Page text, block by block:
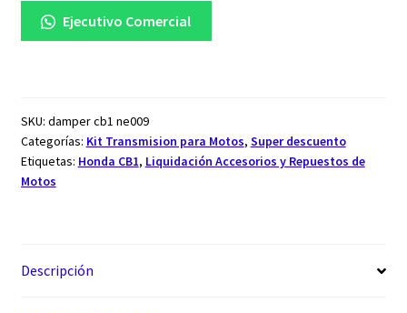
Ejecutivo Comercial
SKU: damper cb1 ne009
Categorías: Kit Transmision para Motos, Super descuento
Etiquetas: Honda CB1, Liquidación Accesorios y Repuestos de
Motos
Descripción